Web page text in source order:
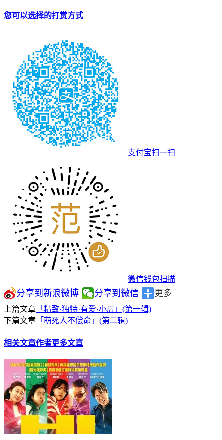
您可以选择的打赏方式
支付宝扫一扫
微信钱包扫描
分享到新浪微博 分享到微信 更多
上篇文章 「精致·独特·有爱·小店」(第一辑)
下篇文章 「萌死人不偿命」(第二辑)
相关文章作者更多文章